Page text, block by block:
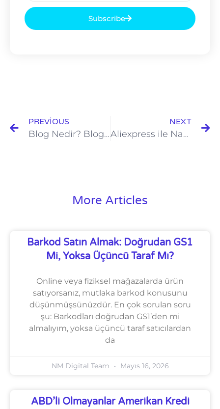
Subscribe
PREVIOUS
Blog Nedir? Blogger Kimdir? Blogger Olmak İçin Ne Yapmalı
NEXT
Aliexpress ile Nasıl Para Kazanılır? Aliexpress’de Harcadıkça Para Kazanın
More Articles
Barkod Satın Almak: Doğrudan GS1
Mi, Yoksa Üçüncü Taraf Mı?
Online veya fiziksel mağazalarda ürün
satıyorsanız, mutlaka barkod konusunu
düşünmüşsünüzdür. En çok sorulan soru
şu: Barkodları doğrudan GS1’den mi
almalıyım, yoksa üçüncü taraf satıcılardan
da
NM Digital Team Mayıs 16, 2026
ABD’li Olmayanlar Amerikan Kredi